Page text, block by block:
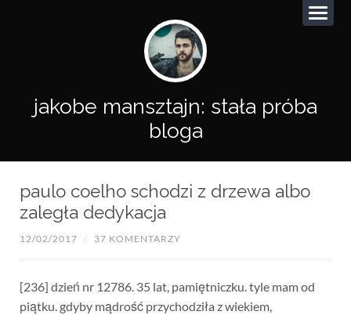
jakobe mansztajn: stała próba
bloga
paulo coelho schodzi z drzewa albo
zaległa dedykacja
12/02/2017 / 37 KOMENTARZY
[236] dzień nr 12786. 35 lat, pamiętniczku. tyle mam od
piątku. gdyby mądrość przychodziła z wiekiem,